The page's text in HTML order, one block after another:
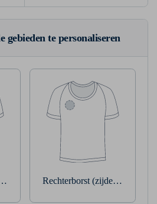
gebieden te personaliseren
Rechterborst (zijde